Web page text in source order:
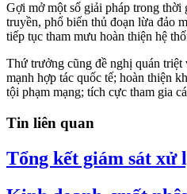
Gợi mở một số giải pháp trong thời
truyền, phổ biến thủ đoạn lừa đảo
tiếp tục tham mưu hoàn thiện hệ
Thứ trưởng cũng đề nghị quán
mạnh hợp tác quốc tế; hoàn thiện
tội phạm mạng; tích cực tham gia
Tin liên quan
Tổng kết giám sát xử